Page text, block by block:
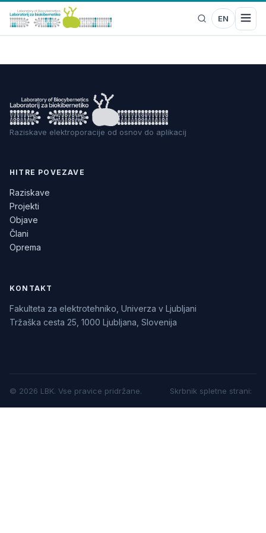
EN
Raziskave elektroporacije od osnov do aplikacij
HITRE POVEZAVE
Raziskave
Projekti
Objave
Člani
Oprema
KONTAKT
Fakulteta za elektrotehniko, Univerza v Ljubljani
Tržaška cesta 25, 1000 Ljubljana, Slovenija
© 2026 LBK. Vse pravice pridržane. Skrbnik spletne strani: